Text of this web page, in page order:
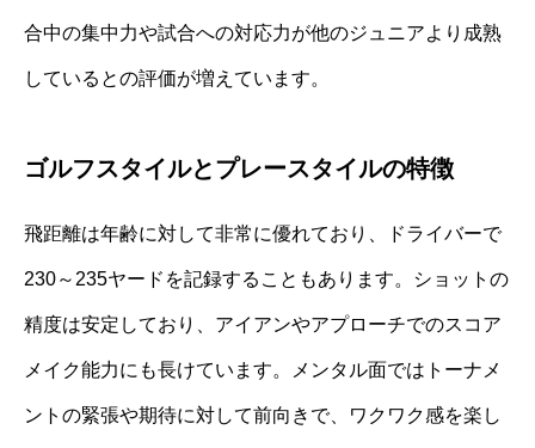
合中の集中力や試合への対応力が他のジュニアより成熟
しているとの評価が増えています。
ゴルフスタイルとプレースタイルの特徴
飛距離は年齢に対して非常に優れており、ドライバーで
230～235ヤードを記録することもあります。ショットの
精度は安定しており、アイアンやアプローチでのスコア
メイク能力にも長けています。メンタル面ではトーナメ
ントの緊張や期待に対して前向きで、ワクワク感を楽し